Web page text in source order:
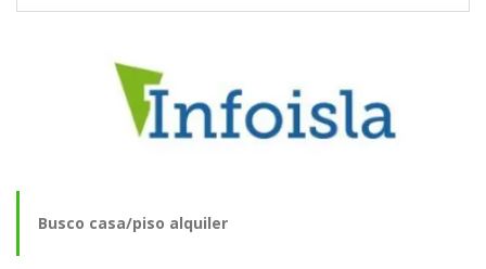
Busco casa/piso alquiler